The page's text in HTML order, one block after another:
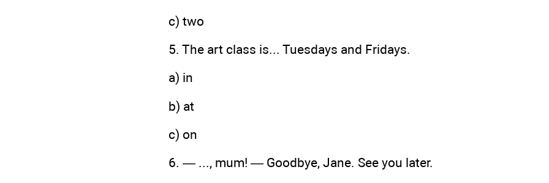
c) two
5. The art class is... Tuesdays and Fridays.
a) in
b) at
c) on
6. — ..., mum! — Goodbye, Jane. See you later.